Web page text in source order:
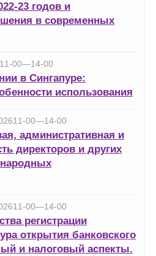
23 годов и
в современных
11-00—14-00
в Сингапуре:
использования
11-00—14-00
административная и
директоров и других
11-00—14-00
регистрации
открытия банковского
и налоговый аспекты.